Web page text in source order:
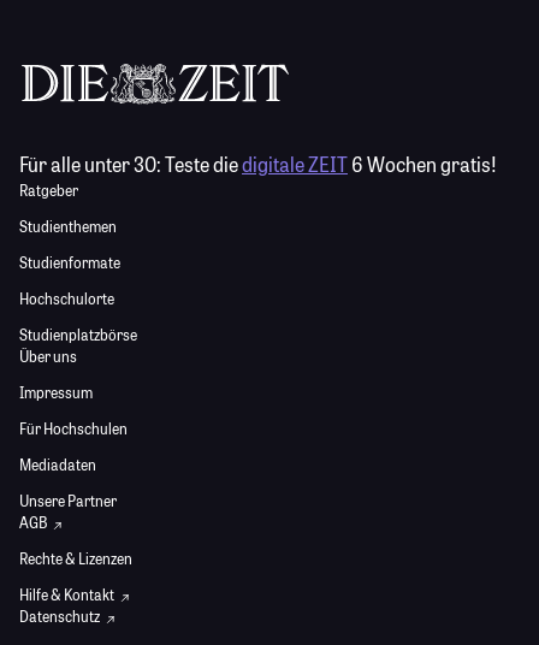
Für alle unter 30:Teste diedigitale ZEIT6 Wochen gratis!
Ratgeber
Studienthemen
Studienformate
Hochschulorte
Studienplatzbörse
Über uns
Impressum
Für Hochschulen
Mediadaten
Unsere Partner
AGB
Rechte & Lizenzen
Hilfe & Kontakt
Datenschutz